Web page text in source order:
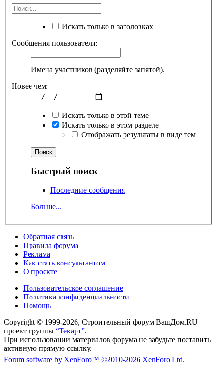
Искать только в заголовках
Сообщения пользователя:
Имена участников (разделяйте запятой).
Новее чем:
Искать только в этой теме
Искать только в этом разделе
Отображать результаты в виде тем
Быстрый поиск
Последние сообщения
Больше...
Обратная связь
Правила форума
Реклама
Как стать консультантом
О проекте
Пользовательское соглашение
Политика конфиденциальности
Помощь
Copyright © 1999-2026, Строительный форум ВашДом.RU –
проект группы “Текарт”.
При использовании материалов форума не забудьте поставить
активную прямую ссылку.
Forum software by XenForo™ ©2010-2026 XenForo Ltd.